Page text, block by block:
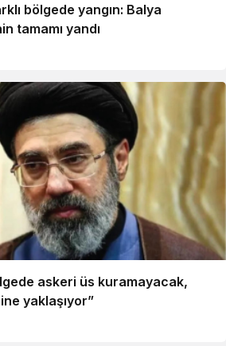
bölgede yangın: Balya
tamamı yandı
askeri üs kuramayacak,
yaklaşıyor”